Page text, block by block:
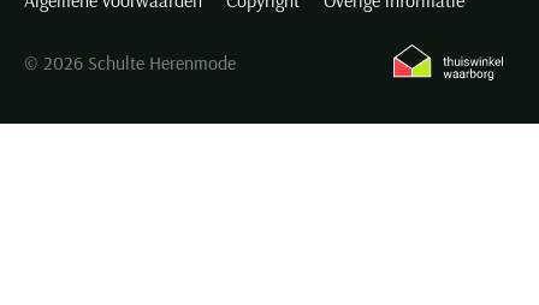
© 2026 Schulte Herenmode